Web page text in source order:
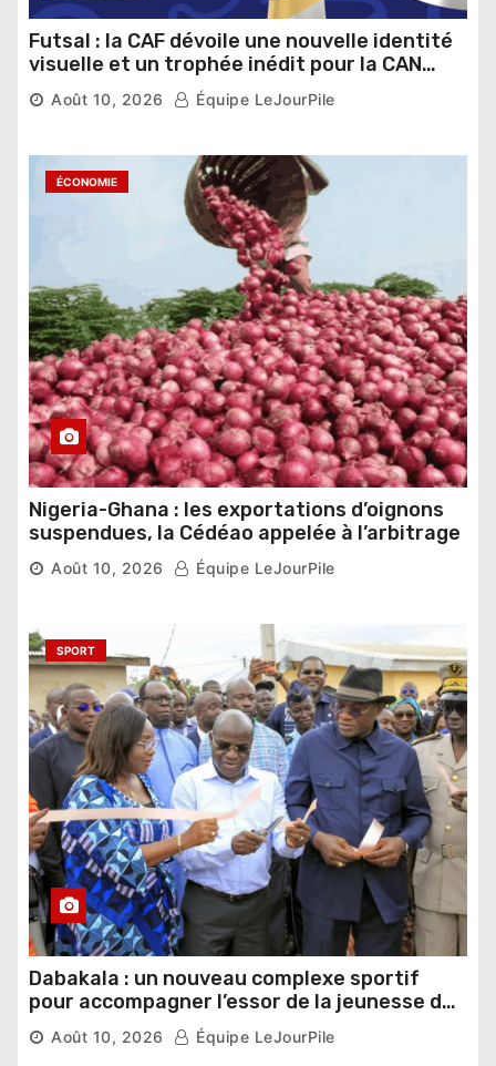
Futsal : la CAF dévoile une nouvelle identité
visuelle et un trophée inédit pour la CAN
2026
Août 10, 2026 Équipe LeJourPile
ÉCONOMIE
Nigeria-Ghana : les exportations d’oignons
suspendues, la Cédéao appelée à l’arbitrage
Août 10, 2026 Équipe LeJourPile
SPORT
Dabakala : un nouveau complexe sportif
pour accompagner l’essor de la jeunesse du
Hambol
Août 10, 2026 Équipe LeJourPile